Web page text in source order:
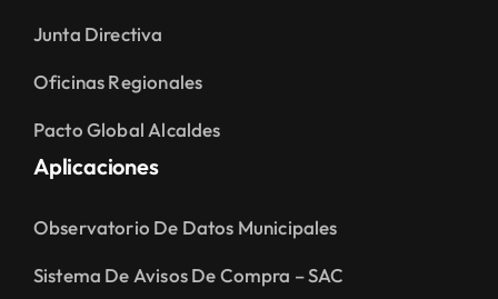
Junta Directiva
Oficinas Regionales
Pacto Global Alcaldes
Aplicaciones
Observatorio De Datos Municipales
Sistema De Avisos De Compra – SAC